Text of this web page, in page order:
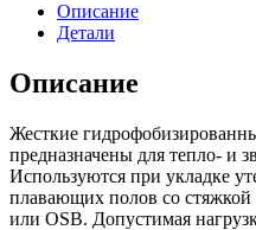
Описание
Детали
Описание
Жесткие
предназначены для тепло- и
Используются при укладке
плавающих полов со
или OSB. Допустимая